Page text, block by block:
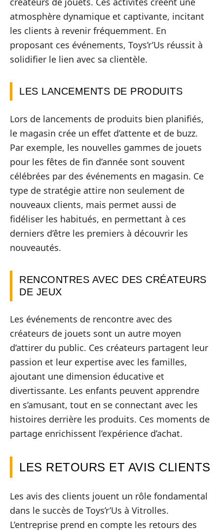
atmosphère dynamique et captivante, incitant
les clients à revenir fréquemment. En
proposant ces événements, Toys’r’Us réussit à
solidifier le lien avec sa clientèle.
LES LANCEMENTS DE PRODUITS
Lors de lancements de produits bien planifiés,
le magasin crée un effet d’attente et de buzz.
Par exemple, les nouvelles gammes de jouets
pour les fêtes de fin d’année sont souvent
célébrées par des événements en magasin. Ce
type de stratégie attire non seulement de
nouveaux clients, mais permet aussi de
fidéliser les habitués, en permettant à ces
derniers d’être les premiers à découvrir les
nouveautés.
RENCONTRES AVEC DES CRÉATEURS
DE JEUX
Les événements de rencontre avec des
créateurs de jouets sont un autre moyen
d’attirer du public. Ces créateurs partagent leur
passion et leur expertise avec les familles,
ajoutant une dimension éducative et
divertissante. Les enfants peuvent apprendre
en s’amusant, tout en se connectant avec les
histoires derrière les produits. Ces moments de
partage enrichissent l’expérience d’achat.
LES RETOURS ET AVIS CLIENTS
Les avis des clients jouent un rôle fondamental
dans le succès de Toys’r’Us à Vitrolles.
L’entreprise prend en compte les retours des